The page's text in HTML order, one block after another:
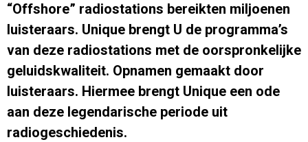
“Offshore” radiostations bereikten miljoenen
luisteraars. Unique brengt U de programma’s
van deze radiostations met de oorspronkelijke
geluidskwaliteit. Opnamen gemaakt door
luisteraars. Hiermee brengt Unique een ode
aan deze legendarische periode uit
radiogeschiedenis.